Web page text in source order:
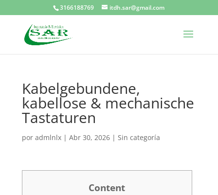
3166188769 itdh.sar@gmail.com
Kabelgebundene,
kabellose & mechanische
Tastaturen
por admlnlx| Abr 30, 2026| Sin categoría
Content